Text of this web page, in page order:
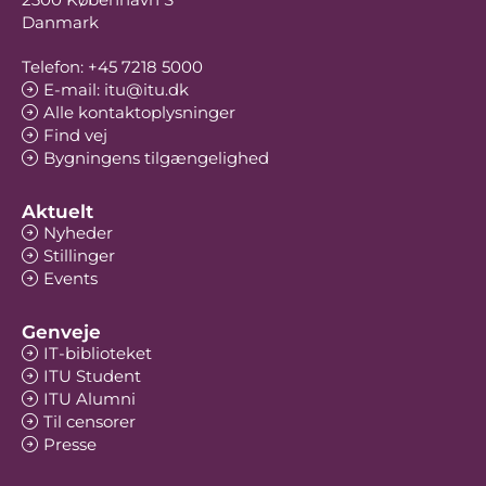
Danmark
Telefon: +45 7218 5000
E-mail: itu@itu.dk
Alle kontaktoplysninger
Find vej
Bygningens tilgængelighed
Aktuelt
Nyheder
Stillinger
Events
Genveje
IT-biblioteket
ITU Student
ITU Alumni
Til censorer
Presse